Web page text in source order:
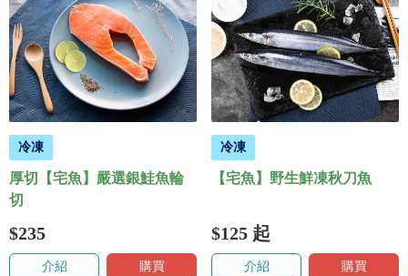
冷凍
厚切【宅魚】嚴選銀鮭魚輪
切
$235
介紹 購買
冷凍
【宅魚】野生鮮凍秋刀魚
$125 起
介紹 購買